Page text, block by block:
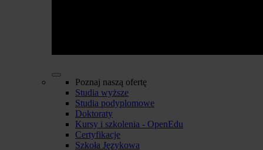
Poznaj naszą ofertę
Studia wyższe
Studia podyplomowe
Doktoraty
Kursy i szkolenia - OpenEdu
Certyfikacje
Szkoła Językowa